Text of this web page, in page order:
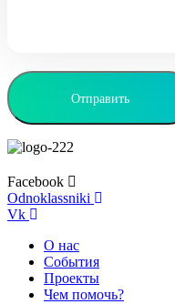
Facebook
Odnoklassniki
Vk
О нас
События
Проекты
Чем помочь?